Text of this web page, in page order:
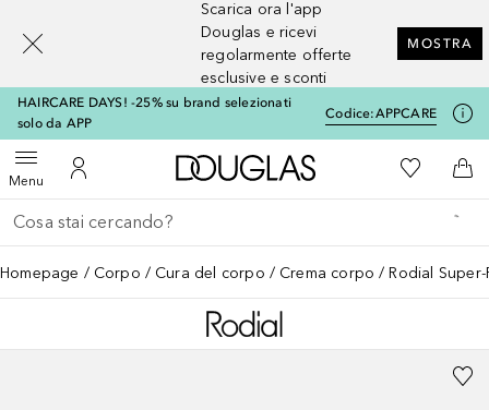
Scarica ora l'app
Douglas e ricevi
regolarmente offerte
esclusive e sconti
MOSTRA
HAIRCARE DAYS! -25% su brand selezionati
solo da APP
Codice:APPCARE
MenuApri menuAl Mio Account
A Douglas HomeAlla Mia
Al
Torna indietro
Esegui ricerca
Homepage Corpo Cura del corpo Crema corpo Rodial
[navigation.slideout.screenreader]